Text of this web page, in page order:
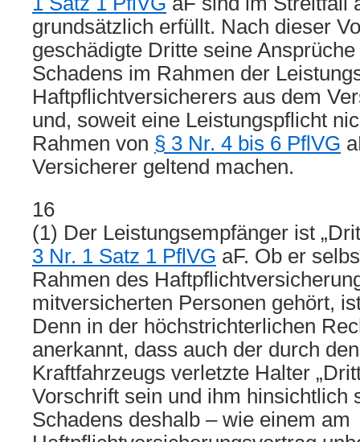
grundsätzlich erfüllt. Nach dieser
geschädigte Dritte seine
Schadens im Rahmen der
Haftpflichtversicherers aus dem
und, soweit eine Leistungspflicht
Rahmen von § 3 Nr. 4 bis 6 PflVG
Versicherer geltend machen.
16
(1) Der Leistungsempfänger ist
3 Nr. 1 Satz 1 PflVG aF. Ob er
Rahmen des
mitversicherten Personen gehört,
Denn in der höchstrichterlichen
anerkannt, dass auch der durch
Kraftfahrzeugs verletzte Halter
Vorschrift sein und ihm hinsichtlich
Schadens deshalb – wie einem am